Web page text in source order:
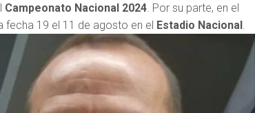
Campeonato Nacional 2024 . Por su parte, en el
fecha 19 el 11 de agosto en el Estadio Nacional